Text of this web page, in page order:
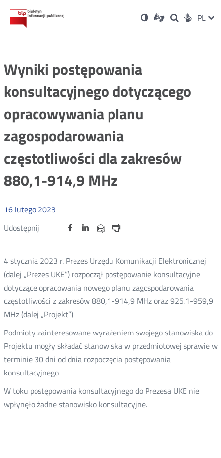
Ustawienia
Wersja
kontrastowa
Dla
niesłyszących
OtwórzOtwórz
w
Otwórz
w
Social PL
Wyniki postępowania
konsultacyjnego dotyczącego
opracowywania planu
zagospodarowania
częstotliwości dla zakresów
880,1-914,9 MHz
16 lutego 2023
Udostępnij
Udostępnij
Otwórz Udostępnij
na
OtwórzUdostępnij
na
OtwórzUdostępnij
przez
4 stycznia 2023 r. Prezes Urzędu Komunikacji Elektronicznej
(dalej „Prezes UKE”) rozpoczął postępowanie konsultacyjne
dotyczące opracowania nowego planu zagospodarowania
częstotliwości z zakresów 880,1-914,9 MHz oraz 925,1-959,9
MHz (dalej „Projekt”).
Podmioty zainteresowane wyrażeniem swojego stanowiska do
Projektu mogły składać stanowiska w przedmiotowej sprawie w
terminie 30 dni od dnia rozpoczęcia postępowania
konsultacyjnego.
W toku postępowania konsultacyjnego do Prezesa UKE nie
wpłynęło żadne stanowisko konsultacyjne.